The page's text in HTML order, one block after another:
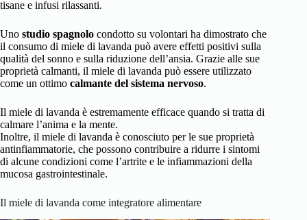
tisane e infusi rilassanti.
Uno studio spagnolo condotto su volontari ha dimostrato che
il consumo di miele di lavanda può avere effetti positivi sulla
qualità del sonno e sulla riduzione dell’ansia. Grazie alle sue
proprietà calmanti, il miele di lavanda può essere utilizzato
come un ottimo calmante del sistema nervoso.
Il miele di lavanda è estremamente efficace quando si tratta di
calmare l’anima e la mente.
Inoltre, il miele di lavanda è conosciuto per le sue proprietà
antinfiammatorie, che possono contribuire a ridurre i sintomi
di alcune condizioni come l’artrite e le infiammazioni della
mucosa gastrointestinale.
Il miele di lavanda come integratore alimentare